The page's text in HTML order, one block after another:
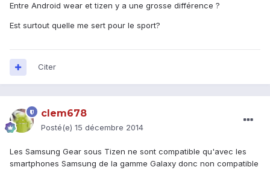
Entre Android wear et tizen y a une grosse différence ?
Est surtout quelle me sert pour le sport?
Citer
clem678
Posté(e) 15 décembre 2014
Les Samsung Gear sous Tizen ne sont compatible qu'avec les
smartphones Samsung de la gamme Galaxy donc non compatible